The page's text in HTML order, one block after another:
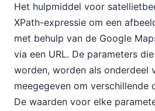
Het hulpmiddel voor
XPath-expressie om een
met behulp van de Google
via een URL. De parameters
worden, worden als onderdeel
meegegeven om verschillende
De waarden voor elke